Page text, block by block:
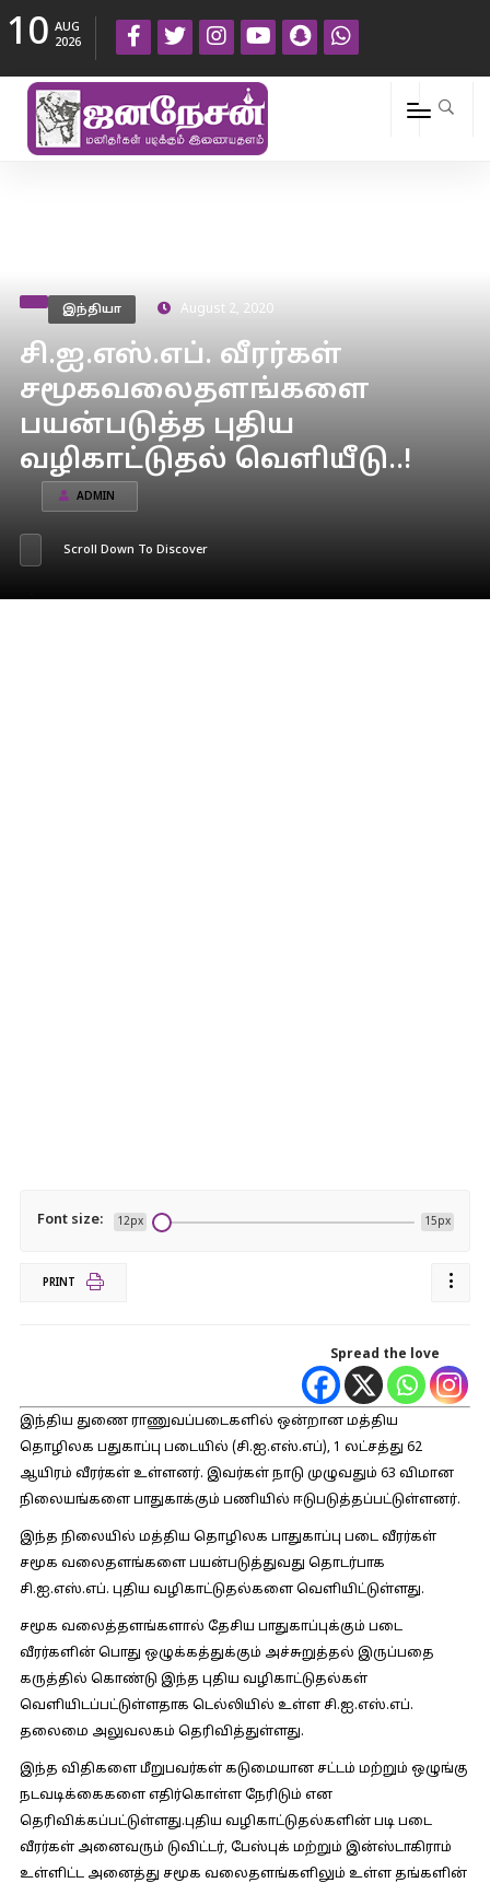
10 AUG
2026
இந்தியா August 2, 2020
சி.ஐ.எஸ்.எப். வீரர்கள்
சமூகவலைதளங்களை
பயன்படுத்த புதிய
வழிகாட்டுதல் வெளியீடு..!
ADMIN
Scroll Down To Discover
Font size: 12px 15px
PRINT
Spread the love
இந்திய துணை ராணுவப்படைகளில் ஒன்றான மத்திய
தொழிலக பதுகாப்பு படையில் (சி.ஐ.எஸ்.எப்), 1 லட்சத்து 62
ஆயிரம் வீரர்கள் உள்ளனர். இவர்கள் நாடு முழுவதும் 63 விமான
நிலையங்களை பாதுகாக்கும் பணியில் ஈடுபடுத்தப்பட்டுள்ளனர்.
இந்த நிலையில் மத்திய தொழிலக பாதுகாப்பு படை வீரர்கள்
சமூக வலைதளங்களை பயன்படுத்துவது தொடர்பாக
சி.ஐ.எஸ்.எப். புதிய வழிகாட்டுதல்களை வெளியிட்டுள்ளது.
சமூக வலைத்தளங்களால் தேசிய பாதுகாப்புக்கும் படை
வீரர்களின் பொது ஒழுக்கத்துக்கும் அச்சுறுத்தல் இருப்பதை
கருத்தில் கொண்டு இந்த புதிய வழிகாட்டுதல்கள்
வெளியிடப்பட்டுள்ளதாக டெல்லியில் உள்ள சி.ஐ.எஸ்.எப்.
தலைமை அலுவலகம் தெரிவித்துள்ளது.
இந்த விதிகளை மீறுபவர்கள் கடுமையான சட்டம் மற்றும் ஒழுங்கு
நடவடிக்கைகளை எதிர்கொள்ள நேரிடும் என
தெரிவிக்கப்பட்டுள்ளது.புதிய வழிகாட்டுதல்களின் படி படை
வீரர்கள் அனைவரும் டுவிட்டர், பேஸ்புக் மற்றும் இன்ஸ்டாகிராம்
உள்ளிட்ட அனைத்து சமூக வலைதளங்களிலும் உள்ள தங்களின்